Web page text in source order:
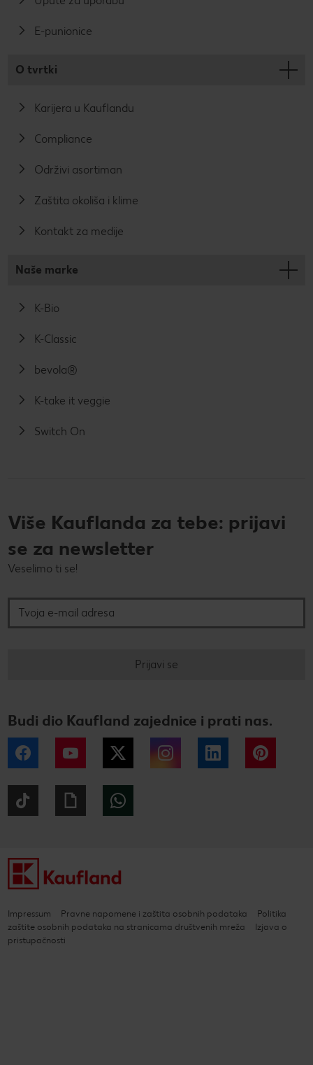
E-punionice
O tvrtki
Karijera u Kauflandu
Compliance
Održivi asortiman
Zaštita okoliša i klime
Kontakt za medije
Naše marke
K-Bio
K-Classic
bevola®
K-take it veggie
Switch On
Više Kauflanda za tebe: prijavi
se za newsletter
Veselimo ti se!
Prijavi se
Budi dio Kaufland zajednice i prati nas.
Facebook YouTube Twitter Instagram LinkedIn
Giphy
Impressum Pravne napomene i zaštita osobnih podataka
Politika
zaštite osobnih podataka na stranicama društvenih mreža
Izjava o
pristupačnosti